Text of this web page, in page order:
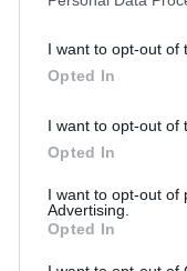
I want to opt-out of
Opted In
I want to opt-out of
Opted In
I want to opt-out of
Advertising.
Opted In
a
és a
ahol a